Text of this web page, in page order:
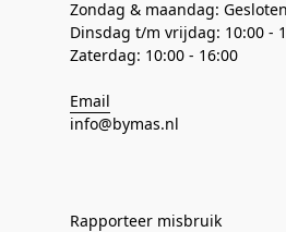
Zondag & maandag: Gesloten
Dinsdag t/m vrijdag: 10:00 -
Zaterdag: 10:00 - 16:00
Email
info@bymas.nl
Rapporteer misbruik